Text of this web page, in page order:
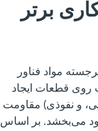
برتر
مواد فناور
روی قطعات ایجاد
و نفوذی) مقاومت
می‌بخشد. بر اساس